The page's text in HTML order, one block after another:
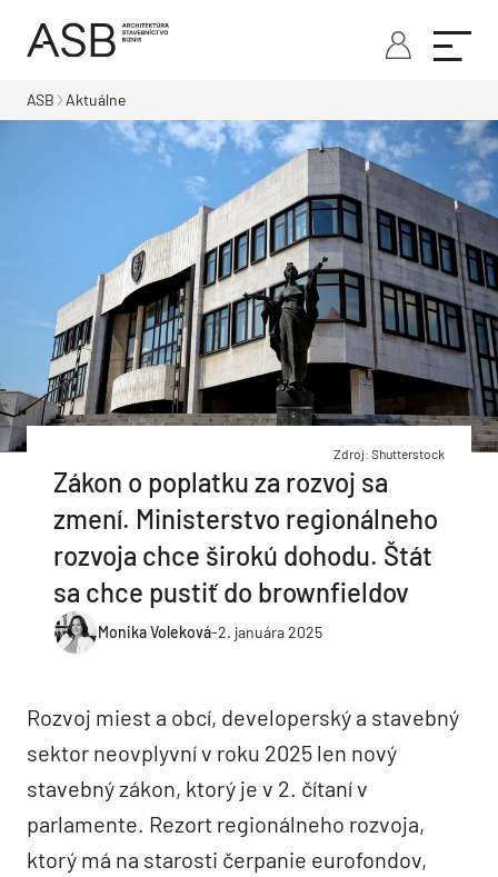
ASB Aktuálne
Zdroj: Shutterstock
Zákon o poplatku za rozvoj sa
zmení. Ministerstvo regionálneho
rozvoja chce širokú dohodu. Štát
sa chce pustiť do brownfieldov
Monika Voleková-2. januára 2025
Rozvoj miest a obcí, developerský a stavebný
sektor neovplyvní v roku 2025 len nový
stavebný zákon, ktorý je v 2. čítaní v
parlamente. Rezort regionálneho rozvoja,
ktorý má na starosti čerpanie eurofondov,